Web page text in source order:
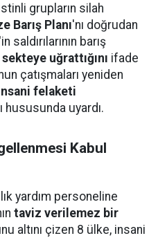
grupların silah
Barış Planı'nı doğrudan
barış
uğrattığını ifade
çatışmaları yeniden
felaketi
hususunda uyardı.
Kabul
yardım personeline
taviz verilemez bir
altını çizen 8 ülke, insani